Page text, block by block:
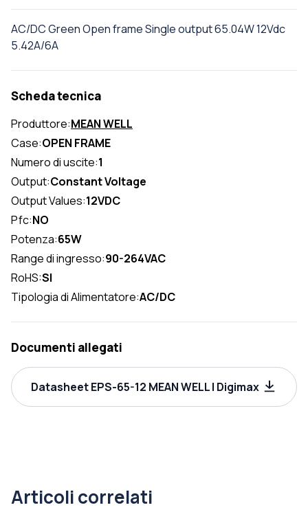
AC/DC Green Open frame Single output 65.04W 12Vdc
5.42A/6A
Scheda tecnica
Produttore:MEAN WELL
Case:OPEN FRAME
Numero di uscite:1
Output:Constant Voltage
Output Values:12VDC
Pfc:NO
Potenza:65W
Range di ingresso:90-264VAC
RoHS:SI
Tipologia di Alimentatore:AC/DC
Documenti allegati
Datasheet EPS-65-12 MEAN WELL | Digimax
Articoli correlati